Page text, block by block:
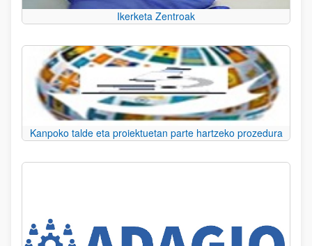
Ikerketa Zentroak
Kanpoko talde eta proiektuetan parte hartzeko prozedura